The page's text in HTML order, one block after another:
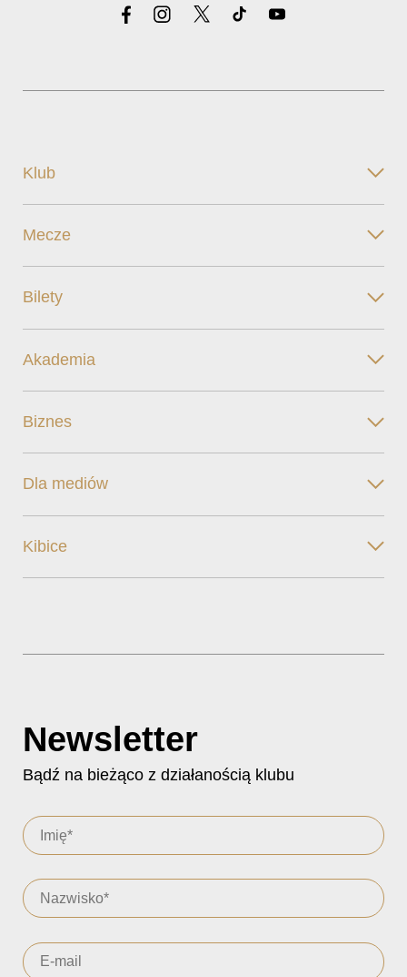
Klub
Mecze
Bilety
Akademia
Biznes
Dla mediów
Kibice
Newsletter
Bądź na bieżąco z działanością klubu